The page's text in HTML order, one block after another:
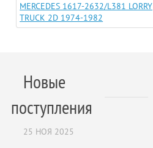
MERCEDES 1617-2632/L381 LORRY
TRUCK 2D 1974-1982
Новые
поступления
25 НОЯ 2025